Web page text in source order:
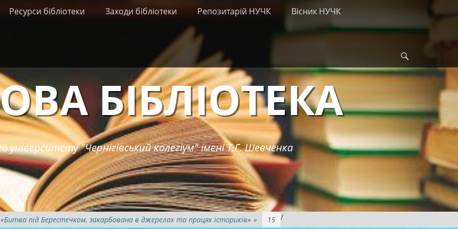
Ресурси бібліотеки Заходи бібліотеки Репозитарій НУЧК
Вісник НУЧК
БІБЛІОТЕКА
університету "Чернігівський колегіум" імені Т.Г. Шевченка
/
під Берестечком, закарбована в джерелах та працях істориків» » 15